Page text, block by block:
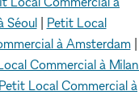
Séoul| Petit Local
à Amsterdam|
Commercial à Milan
Petit Local Commercial à